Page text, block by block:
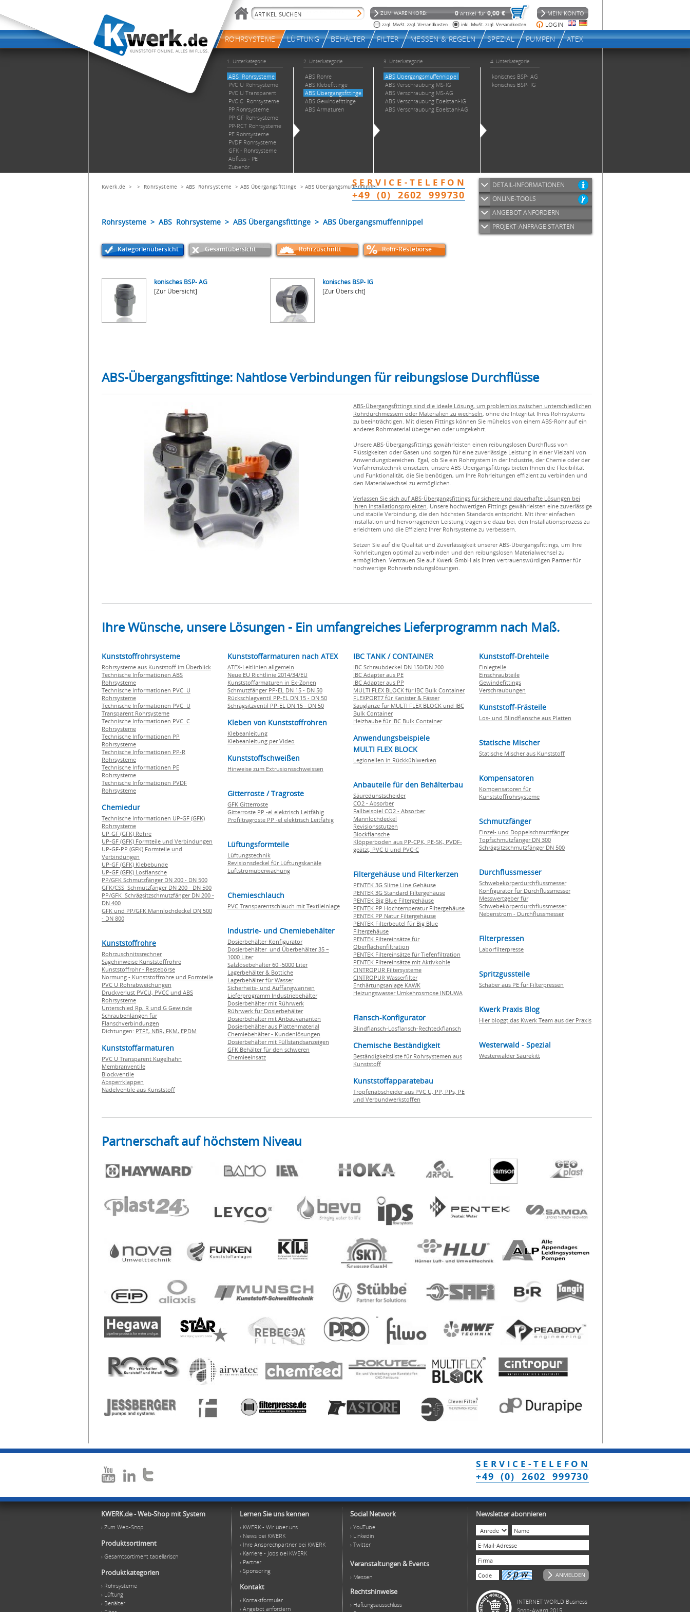
Kwerk.de > > Rohrsysteme > ABS Rohrsysteme > ABS Übergangsfittinge >ABS Übergangsmuffennippel
Rohrsysteme > ABS Rohrsysteme > ABS Übergangsfittinge > ABS Übergangsmuffennippel
Kategorienübersicht Gesamtübersicht Rohrzuschnitt Rohr-Restebörse
konisches BSP- AG
[Zur Übersicht]
konisches BSP- IG
[Zur Übersicht]
ABS-Übergangsfittinge: Nahtlose Verbindungen für reibungslose Durchflüsse
ABS-Übergangsfittings sind die ideale Lösung, um problemlos zwischen unterschiedlichen
Rohrdurchmessern oder Materialien zu wechseln, ohne die Integrität Ihres Rohrsystems
zu beeinträchtigen. Mit diesen Fittings können Sie mühelos von einem ABS-Rohr auf ein
anderes Rohrmaterial übergehen oder umgekehrt.
Unsere ABS-Übergangsfittings gewährleisten einen reibungslosen Durchfluss von
Flüssigkeiten oder Gasen und sorgen für eine zuverlässige Leistung in einer Vielzahl von
Anwendungsbereichen. Egal, ob Sie ein Rohrsystem in der Industrie, der Chemie oder der
Verfahrenstechnik einsetzen, unsere ABS-Übergangsfittings bieten Ihnen die Flexibilität
und Funktionalität, die Sie benötigen, um Ihre Rohrleitungen effizient zu verbinden und
den Materialwechsel zu ermöglichen.
Verlassen Sie sich auf ABS-Übergangsfittings für sichere und dauerhafte Lösungen bei
Ihren Installationsprojekten. Unsere hochwertigen Fittings gewährleisten eine zuverlässige
und stabile Verbindung, die den höchsten Standards entspricht. Mit ihrer einfachen
Installation und hervorragenden Leistung tragen sie dazu bei, den Installationsprozess zu
erleichtern und die Effizienz Ihrer Rohrsysteme zu verbessern.
Setzen Sie auf die Qualität und Zuverlässigkeit unserer ABS-Übergangsfittings, um Ihre
Rohrleitungen optimal zu verbinden und den reibungslosen Materialwechsel zu
ermöglichen. Vertrauen Sie auf Kwerk GmbH als Ihren vertrauenswürdigen Partner für
hochwertige Rohrverbindungslösungen.
Ihre Wünsche, unsere Lösungen - Ein umfangreiches Lieferprogramm nach Maß.
Kunststoffrohrsysteme
Rohrsysteme aus Kunststoff im Überblick
Technische Informationen ABS
Rohrsysteme
Technische Informationen PVC U
Rohrsysteme
Technische Informationen PVC U
Transparent Rohrsysteme
Technische Informationen PVC C
Rohrsysteme
Technische Informationen PP
Rohrsysteme
Technische Informationen PP-R
Rohrsysteme
Technische Informationen PE
Rohrsysteme
Technische Informationen PVDF
Rohrsysteme
Chemiedur
Technische Informationen UP-GF (GFK)
Rohrsysteme
UP-GF (GFK) Rohre
UP-GF (GFK) Formteile und Verbindungen
UP-GF-PP (GFK) Formteile und
Verbindungen
UP-GF (GFK) Klebebunde
UP-GF (GFK) Losflansche
PP/GFK Schmutzfänger DN 200 - DN 500
GFK/CSS Schmutzfänger DN 200 - DN 500
PP/GFK Schrägsitzschmutzfänger DN 200 -
DN 400
GFK und PP/GFK Mannlochdeckel DN 500
- DN 800
Kunststoffrohre
Rohrzuschnitssrechner
Sägehinweise Kunststoffrohre
Kunststoffrohr - Restebörse
Normung - Kunststoffrohre und Formteile
PVC U Rohrabweichungen
Druckverlust PVCU, PVCC und ABS
Rohrsysteme
Unterschied Rp, R und G Gewinde
Schraubenlängen für
Flanschverbindungen
Dichtungen: PTFE, NBR, FKM, EPDM
Kunststoffarmaturen
PVC U Transparent Kugelhahn
Membranventile
Blockventile
Absperrklappen
Nadelventile aus Kunststoff
Kunststoffarmaturen nach ATEX
ATEX-Leitlinien allgemein
Neue EU Richtlinie 2014/34/EU
Kunststoffarmaturen in Ex-Zonen
Schmutzfänger PP-EL DN 15 - DN 50
Rückschlagventil PP-EL DN 15 - DN 50
Schrägsitzventil PP-EL DN 15 - DN 50
Kleben von Kunststoffrohren
Klebeanleitung
Klebeanleitung per Video
Kunststoffschweißen
Hinweise zum Extrusionsschweissen
Gitterroste / Tragroste
GFK Gitterroste
Gitterroste PP -el elektrisch Leitfähig
Profiltragroste PP -el elektrisch Leitfähig
Lüftungsformteile
Lüftungstechnik
Revisionsdeckel für Lüftungskanäle
Luftstromüberwachung
Chemieschlauch
PVC Transparentschlauch mit Textileinlage
Industrie- und Chemiebehälter
Dosierbehälter-Konfigurator
Dosierbehälter und Überbehälter 35 –
1000 Liter
Salzlösebehälter 60 -5000 Liter
Lagerbehälter & Bottiche
Lagerbehälter für Wasser
Sicherheits- und Auffangwannen
Lieferprogramm Industriebehälter
Dosierbehälter mit Rührwerk
Rührwerk für Dosierbehälter
Dosierbehälter mit Anbauvarianten
Dosierbehälter aus Plattenmaterial
Chemiebehälter - Kundenlösungen
Dosierbehälter mit Füllstandsanzeigen
GFK Behälter für den schweren
Chemieeinsatz
IBC TANK / CONTAINER
IBC Schraubdeckel DN 150/DN 200
IBC Adapter aus PE
IBC Adapter aus PP
MULTI FLEX BLOCK für IBC Bulk Container
FLEXPORT7 für Kanister & Fässer
Sauglanze für MULTI FLEX BLOCK und IBC
Bulk Container
Heizhaube für IBC Bulk Container
Anwendungsbeispiele
MULTI FLEX BLOCK
Legionellen in Rückkühlwerken
Anbauteile für den Behälterbau
Säuredunstscheider
CO2 - Absorber
Fallbeispiel CO2 - Absorber
Mannlochdeckel
Revisionsstutzen
Blockflansche
Klöpperboden aus PP-CPK, PE-SK, PVDF-
geätzt, PVC U und PVC-C
Filtergehäuse und Filterkerzen
PENTEK 3G Slime Line Gehäuse
PENTEK 3G Standard Filtergehäuse
PENTEK Big Blue Filtergehäuse
PENTEK PP Hochtemperatur Filtergehäuse
PENTEK PP Natur Filtergehäuse
PENTEK Filterbeutel für Big Blue
Filtergehäuse
PENTEK Filtereinsätze für
Oberflächenfiltration
PENTEK Filtereinsätze für Tiefenfiltration
PENTEK Filtereinsätze mit Aktivkohle
CINTROPUR Filtersysteme
CINTROPUR Wasserfilter
Enthärtungsanlage KAWK
Heizungswasser Umkehrosmose INDUWA
Flansch-Konfigurator
Blindflansch-Losflansch-Rechteckflansch
Chemische Beständigkeit
Beständigkeitsliste für Rohrsystemen aus
Kunststoff
Kunststoffapparatebau
Tropfenabscheider aus PVC U, PP, PPs, PE
und Verbundwerkstoffen
Kunststoff-Drehteile
Einlegteile
Einschraubteile
Gewindefittings
Verschraubungen
Kunststoff-Frästeile
Los- und Blindflansche aus Platten
Statische Mischer
Statische Mischer aus Kunststoff
Kompensatoren
Kompensatoren für
Kunststoffrohrsysteme
Schmutzfänger
Einzel- und Doppelschmutzfänger
Topfschmutzfänger DN 300
Schrägsitzschmutzfänger DN 500
Durchflussmesser
Schwebekörperdurchflussmesser
Konfigurator für Durchflussmesser
Messwertgeber für
Schwebekörperdurchflussmesser
Nebenstrom - Durchflussmesser
Filterpressen
Laborfilterpresse
Spritzgussteile
Schaber aus PE für Filterpressen
Kwerk Praxis Blog
Hier bloggt das Kwerk Team aus der Praxis
Westerwald - Spezial
Westerwälder Säurekitt
Partnerschaft auf höchstem Niveau
DETAIL-INFORMATIONEN
ONLINE-TOOLS
ANGEBOT ANFORDERN
PROJEKT-ANFRAGE STARTEN